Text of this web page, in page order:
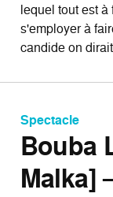
lequel tout est
s'employer à
candide on
Spectacle
Bouba
Malka]